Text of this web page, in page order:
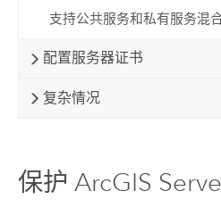
支持公共服务和私有服务混
配置服务器证书
复杂情况
保护 ArcGIS